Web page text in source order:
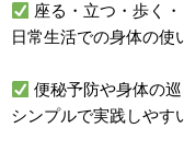
座る・立つ・歩く・
日常生活での身体の使
便秘予防や身体の巡
シンプルで実践しやす